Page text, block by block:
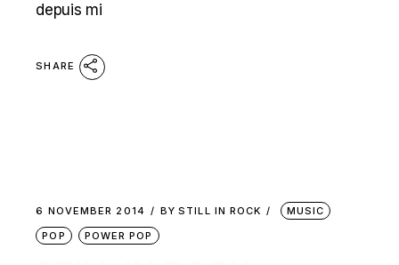
depuis mi
SHARE
6 NOVEMBER 2014 BY STILL IN ROCK
MUSIC
POP
POWER POP